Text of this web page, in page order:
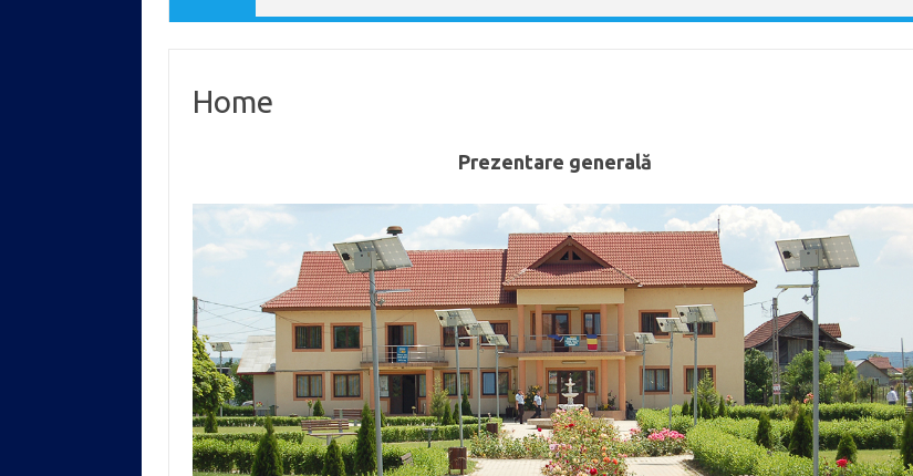
Home
Prezentare generală